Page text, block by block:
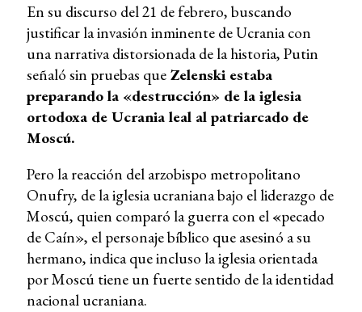
En su discurso del 21 de febrero, buscando
justificar la invasión inminente de Ucrania con
una narrativa distorsionada de la historia, Putin
señaló sin pruebas queZelenski estaba
preparando la «destrucción» de la iglesia
ortodoxa de Ucrania leal al patriarcado de
Moscú.
Pero la reacción del arzobispo metropolitano
Onufry, de la iglesia ucraniana bajo el liderazgo de
Moscú, quien comparó la guerra con el «pecado
de Caín», el personaje bíblico que asesinó a su
hermano, indica que incluso la iglesia orientada
por Moscú tiene un fuerte sentido de la identidad
nacional ucraniana.